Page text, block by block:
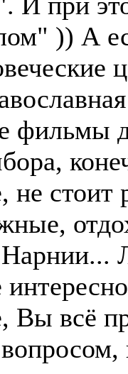
)) А
фильмы
не
Вы всё